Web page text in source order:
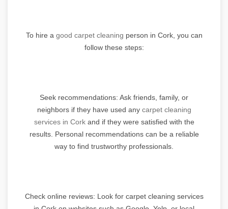
To hire a good carpet cleaning person in Cork, you can
follow these steps:
Seek recommendations: Ask friends, family, or
neighbors if they have used any carpet cleaning
services in Corkand if they were satisfied with the
results. Personal recommendations can be a reliable
way to find trustworthy professionals.
Check online reviews: Look for carpet cleaning services